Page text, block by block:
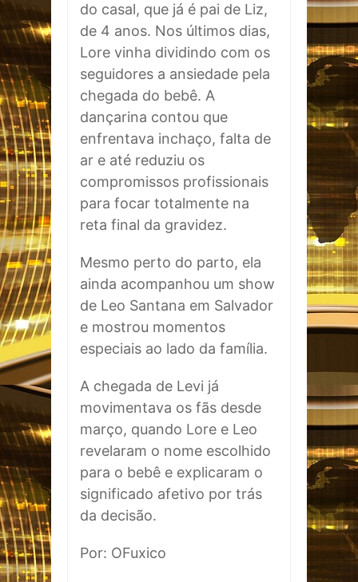
do casal, que já é pai de Liz,
de 4 anos. Nos últimos dias,
Lore vinha dividindo com os
seguidores a ansiedade pela
chegada do bebê. A
dançarina contou que
enfrentava inchaço, falta de
ar e até reduziu os
compromissos profissionais
para focar totalmente na
reta final da gravidez.
Mesmo perto do parto, ela
ainda acompanhou um show
de Leo Santana em Salvador
e mostrou momentos
especiais ao lado da família.
A chegada de Levi já
movimentava os fãs desde
março, quando Lore e Leo
revelaram o nome escolhido
para o bebê e explicaram o
significado afetivo por trás
da decisão.
Por: OFuxico